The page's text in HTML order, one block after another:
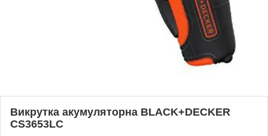
Викрутка акумуляторна BLACK+DECKER
CS3653LC